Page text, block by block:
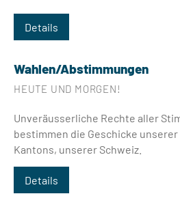
Details
Wahlen/Abstimmungen
HEUTE UND MORGEN!
Unveräusserliche Rechte aller
bestimmen die Geschicke
Kantons, unserer Schweiz.
Details